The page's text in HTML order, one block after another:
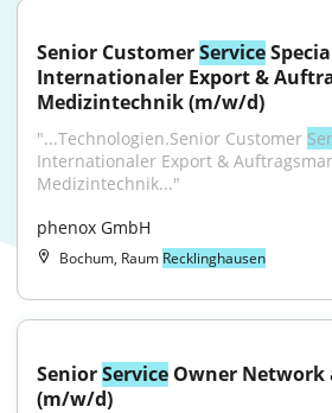
Senior Customer Service
Internationaler Export &
Medizintechnik (m/w/d)
"...Technologien.Senior Customer
Internationaler Export &
Medizintechnik..."
phenox GmbH
Bochum, Raum Recklinghausen
Senior Service Owner Network
(m/w/d)